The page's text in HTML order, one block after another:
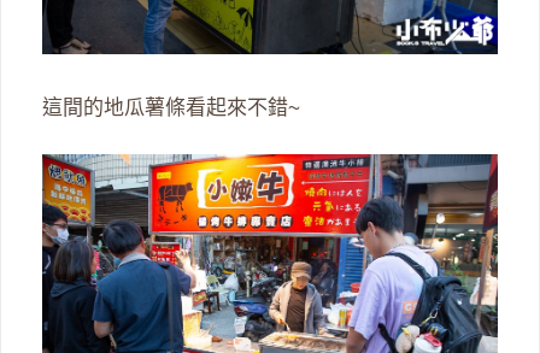
這間的地瓜薯條看起來不錯~